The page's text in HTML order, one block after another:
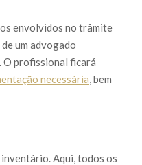
envolvidos no trâmite
um advogado
O profissional ficará
necessária, bem
Aqui, todos os